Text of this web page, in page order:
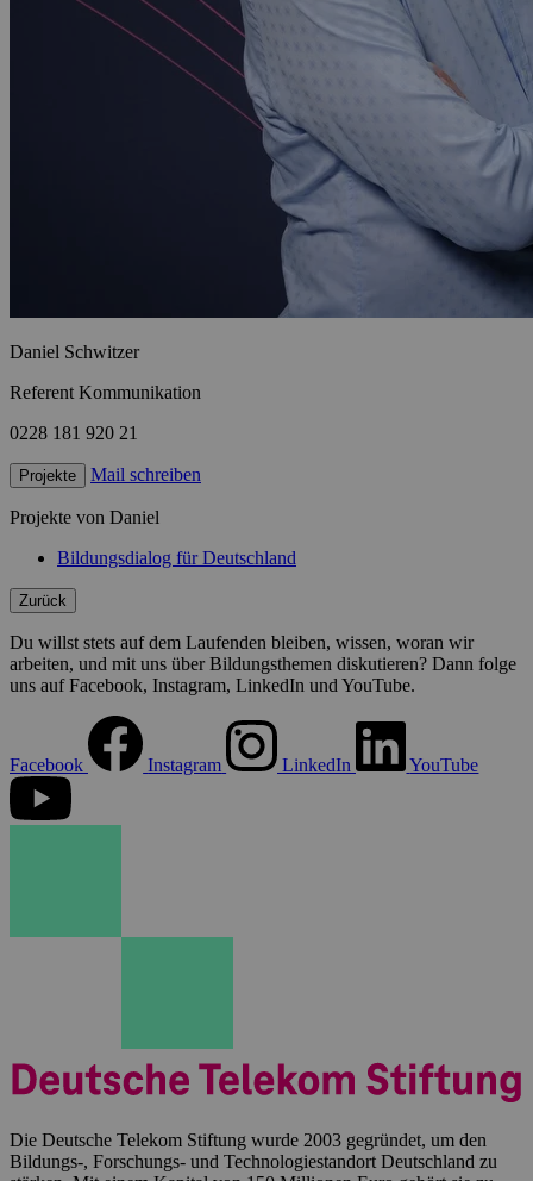
Daniel Schwitzer
Referent Kommunikation
0228 181 920 21
Projekte Mail schreiben
Projekte von Daniel
Bildungsdialog für Deutschland
Zurück
Du willst stets auf dem Laufenden bleiben, wissen, woran wir
arbeiten, und mit uns über Bildungsthemen diskutieren? Dann folge
uns auf Facebook, Instagram, LinkedIn und YouTube.
Facebook Instagram LinkedIn YouTube
Die Deutsche Telekom Stiftung wurde 2003 gegründet, um den
Bildungs-, Forschungs- und Technologiestandort Deutschland zu